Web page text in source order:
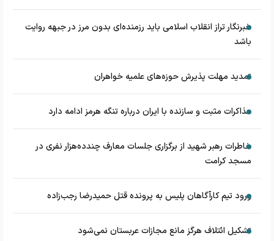
خبرنگار تراز انقلاب اسلامی باید رزمنده‌ای بدون مرز در جبهه روایت
باشد
تمدید مهلت پذیرش حوزه‌های علمیه خواهران
مذاکرات مثبت و سازنده با ایران درباره تنگه هرمز ادامه دارد
خاطرات رهبر شهید از برگزاری جلسات معارف چندده‌هزار نفری در
مسجد کرامت
ورود تیم کارآگاهان پلیس به پرونده قتل حمیدرضا رجب‌زاده
تشکیل ائتلاف هرگز مانع مجازات عربستان نمی‌شود